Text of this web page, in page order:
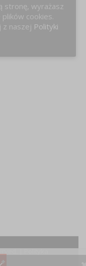
|Polityka
stronę, wyrażasz
cookies.
z naszej Polityki